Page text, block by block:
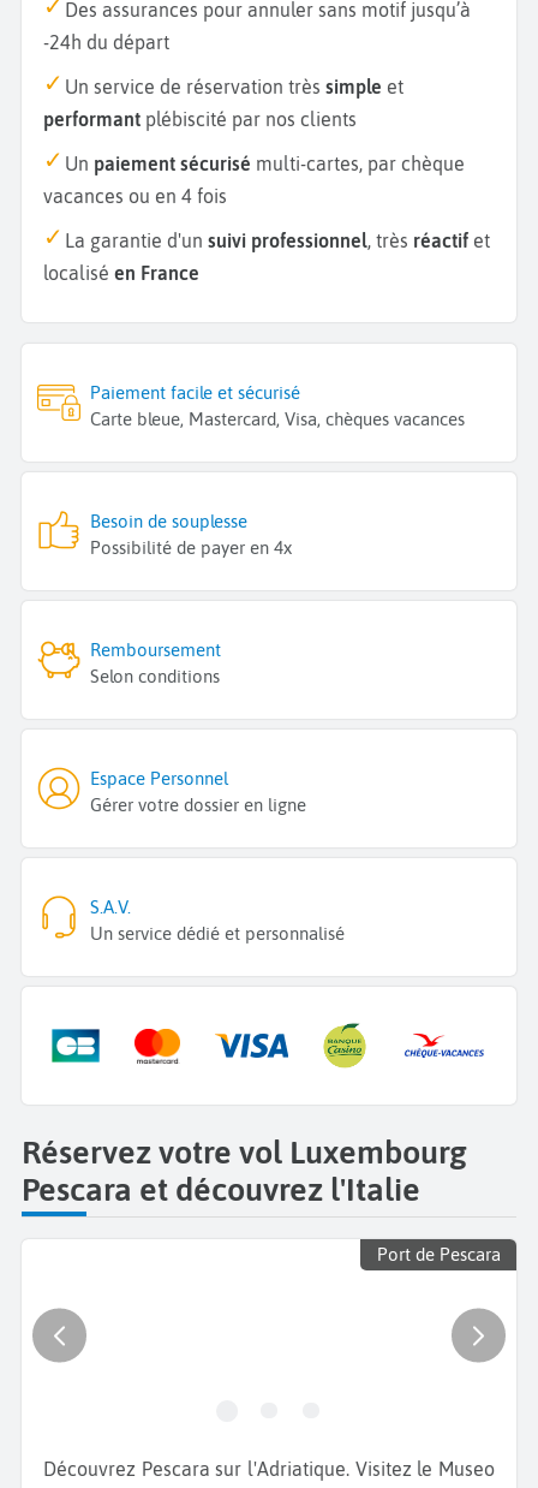
Des assurances pour annuler sans motif jusqu’à
-24h du départ
Un service de réservation très simple et
performant plébiscité par nos clients
Un paiement sécurisé multi-cartes, par chèque
vacances ou en 4 fois
La garantie d'un suivi professionnel, très réactif et
localisé en France
Paiement facile et sécurisé
Carte bleue, Mastercard, Visa, chèques vacances
Besoin de souplesse
Possibilité de payer en 4x
Remboursement
Selon conditions
Espace Personnel
Gérer votre dossier en ligne
S.A.V.
Un service dédié et personnalisé
Réservez votre vol Luxembourg
Pescara et découvrez l'Italie
Port de Pescara
Découvrez Pescara sur l'Adriatique. Visitez le Museo